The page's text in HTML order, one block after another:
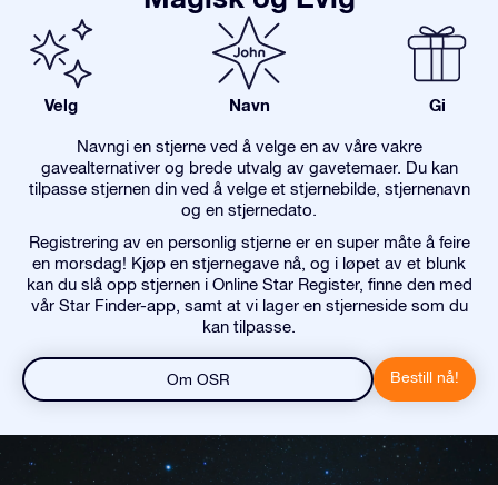
Velg Navn Gi
Navngi en stjerne ved å velge en av våre vakre
gavealternativer og brede utvalg av gavetemaer. Du kan
tilpasse stjernen din ved å velge et stjernebilde, stjernenavn
og en stjernedato.
Registrering av en personlig stjerne er en super måte å feire
en morsdag! Kjøp en stjernegave nå, og i løpet av et blunk
kan du slå opp stjernen i Online Star Register, finne den med
vår Star Finder-app, samt at vi lager en stjerneside som du
kan tilpasse.
Om OSR Bestill nå!